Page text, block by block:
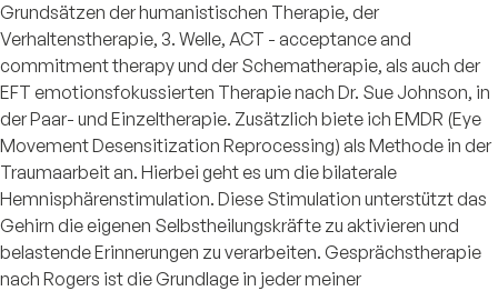
Grundsätzen der humanistischen Therapie, der
Verhaltenstherapie, 3. Welle, ACT - acceptance and
commitment therapy und der Schematherapie, als auch der
EFT emotionsfokussierten Therapie nach Dr. Sue Johnson, in
der Paar- und Einzeltherapie. Zusätzlich biete ich EMDR (Eye
Movement Desensitization Reprocessing) als Methode in der
Traumaarbeit an. Hierbei geht es um die bilaterale
Hemnisphärenstimulation. Diese Stimulation unterstützt das
Gehirn die eigenen Selbstheilungskräfte zu aktivieren und
belastende Erinnerungen zu verarbeiten. Gesprächstherapie
nach Rogers ist die Grundlage in jeder meiner